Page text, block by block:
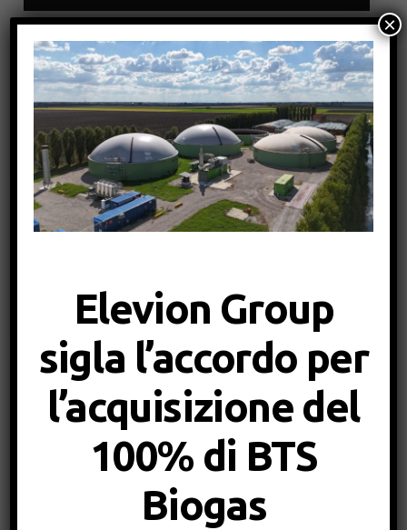
Bordeaux, Francia (Agricolo – Sm3 – 2025)
Giugno 2025
Novembre 2024
Mios, Francia (FORSU – Sm /h Biometano – )
Novembre 2024
Elevion Group
sigla l’accordo per
l’acquisizione del
100% di BTS
Biogas
×